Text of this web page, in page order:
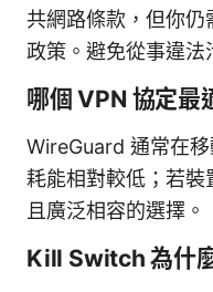
共網路條款，但你仍
政策。避免從事違法
哪個 VPN 協定最
WireGuard 通常在
耗能相對較低；若
且廣泛相容的選擇。
Kill Switch 為什